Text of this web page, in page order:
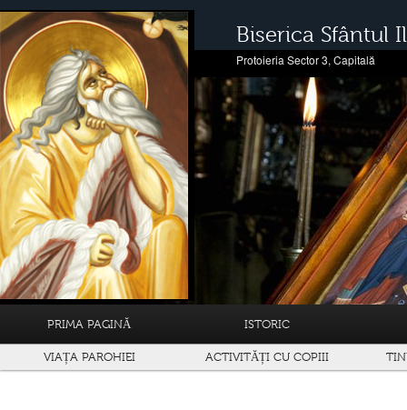
Biserica Sfântul
Protoieria Sector 3, Capitală
PRIMA PAGINĂ ISTORIC
VIAȚA PAROHIEI ACTIVITĂȚI CU COPIII